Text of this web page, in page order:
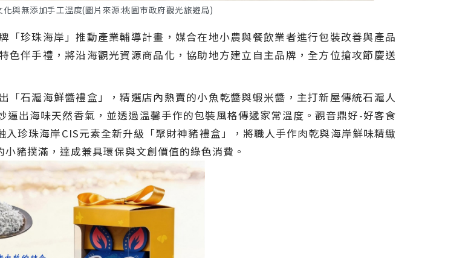
與無添加手工溫度(圖片來源:桃園市政府觀光旅遊局)
「珍珠海岸」推動產業輔導計畫，媒合在地小農與餐飲業者進行包裝改善與產品
色伴手禮，將沿海觀光資源商品化，協助地方建立自主品牌，全方位搶攻節慶送
「石滬海鮮醬禮盒」，精選店內熱賣的小魚乾醬與蝦米醬，主打新屋傳統石滬人
出海味天然香氣，並透過溫馨手作的包裝風格傳遞家常溫度。觀音鼎好-好客食
珍珠海岸CIS元素全新升級「聚財神豬禮盒」，將職人手作肉乾與海岸鮮味精緻
豬撲滿，達成兼具環保與文創價值的綠色消費。